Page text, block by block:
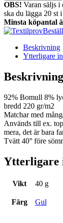
OBS! Varan säljs i
ska du lägga 20 st
Minsta köpantal
Beskrivning
Ytterligare
Beskrivning
92% Bomull 8%
bredd 220 gr/m2
Matchar med
Används till ex.
mera, det är bara
Tvätt 40° före
Ytterligare
Vikt 40 g
Färg Gul